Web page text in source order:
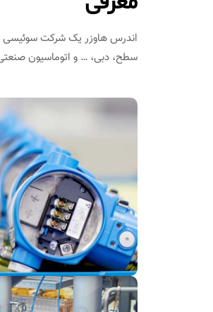
اندرس هاوزر یک شرکت سوئیسی
سطح، دبی، … و اتوماسیون